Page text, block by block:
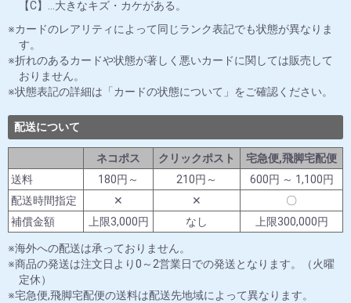
【C】…大きなキズ・カケがある。
カードのレアリティによって同じランク表記でも状態が異なりま
す。
折れのあるカードや状態が著しく悪いカードに関しては販売して
おりません。
状態表記の詳細は「カードの状態について」をご確認ください。
配送について
ネコポス クリックポスト
宅急便,飛脚宅配便
送料
180円～ 210円～
600円 ～ 1,100円
配送時間指定
✕ ✕
〇
補償金額
上限3,000円 なし 上限300,000円
海外への配送は承っておりません。
商品の発送は注文日より0～2営業日での発送となります。（火曜
定休）
宅急便,飛脚宅配便の送料は配送先地域によって異なります。